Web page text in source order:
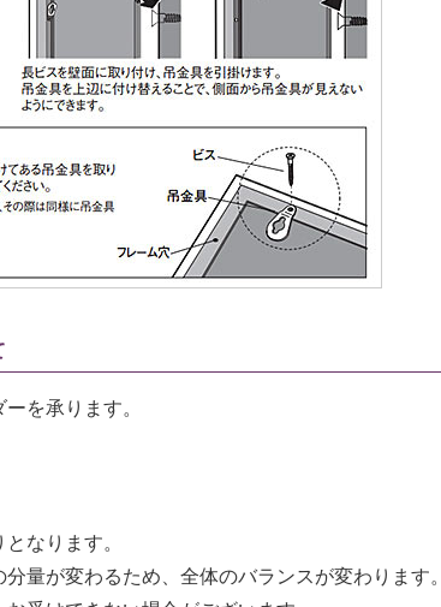
を承ります。
なります。
量が変わるため、全体のバランスが変わります。